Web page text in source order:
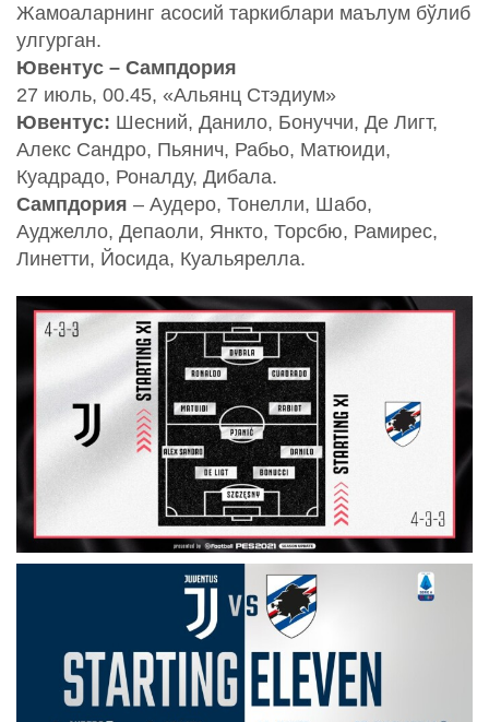
Жамоаларнинг асосий таркиблари маълум бўлиб
улгурган.
Ювентус – Сампдория
27 июль, 00.45, «Альянц Стэдиум»
Ювентус: Шесний, Данило, Бонуччи, Де Лигт,
Алекс Сандро, Пьянич, Рабьо, Матюиди,
Куадрадо, Роналду, Дибала.
Сампдория – Аудеро, Тонелли, Шабо,
Ауджелло, Депаоли, Янкто, Торсбю, Рамирес,
Линетти, Йосида, Куальярелла.